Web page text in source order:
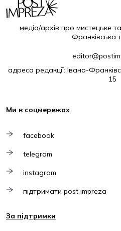
медіа/архів про мистецьке
Франківська
адреса редакції: Івано-
15
Ми в соцмережах
facebook
telegram
instagram
підтримати post impreza
За підтримки